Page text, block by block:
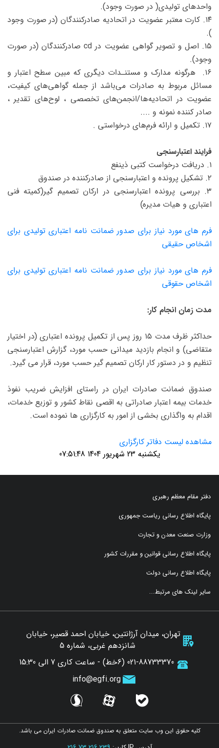
واحدهای تولیدی( در صورت وجود).
۱۴. کارت معتبر عضویت در اتحادیه صادرکنندگان (در صورت وجود
).
۱۵. اصل و تصویر گواهی عضویت در cd صادرکنندگان (در صورت
وجود).
۱۶. هرگونه مدارک و مستنـدات دیگری که مبین سطح اعتبار و
مسائل مربوط به صادرات می‌باشد از جمله گواهی‌های کیفیت،
عضویت در اتحادیه‌ها/انجمن‌های تخصصی ، لوح‌های تقدیر ،
صادر کننده نمونه و ....
۱۷. تکمیل و ارائه فرم‌های درخواستی .
فرایند اعتبارسنجی
۱. دریافت درخواست کتبی ذینفع
۲. تشکیل پرونده و اعتبارسنجی از صادرکننده در صندوق
۳. بررسی پرونده اعتبارسنجی در ارکان تصمیم گیر(کمیته فنی
اعتباری و هیات مدیره)
فرم های مورد نیاز برای صدور ضمانت نامه اعتباری تولیدی برای
اشخاص حقیقی
فرم های مورد نیاز برای صدور ضمانت نامه اعتباری تولیدی برای
اشخاص حقوقی
مدت زمان انجام کار:
حداکثر ظرف مدت ۱۵ روز پس از تکمیل پرونده اعتباری (در اختیار
متقاضی) و انجام بازدید میدانی حسب مورد، گزارش اعتبارسنجی
تنظیم و در دستور کار ارکان تصمیم گیر حسب مورد، قرار می گیرد.
صندوق ضمانت صادرات ایران در راستای افزایش ضریب نفوذ
خدمات بیمه اعتبار صادراتی به اقصی نقاط کشور و توزیع خدمات،
اقدام به واگذاری بخشی از امور به کارگزاری ها نموده است.
مشاهده لیست دفاتر کارگزاری
یکشنبه 23 شهریور 1404 07:51:48
دفتر مقام معظم رهبری
پایگاه اطلاع رسانی ریاست جمهوری
وزارت صنعت معدن و تجارت
پایگاه اطلاع رسانی قوانین و مقررات کشور
پایگاه اطلاع رسانی دولت
سایر لینک های مرتبط...
تهران، میدان آرژانتین، خیابان احمد قصیر، خیابان
شانزدهم غربی، شماره 5
021-88733370 (6خط) - ساعت کاری 7 الی 15:30
info@egfi.org
bale
aparat
sorosh
کلیه حقوق این وب سایت متعلق به صندوق ضمانت صادرات ایران می باشد.